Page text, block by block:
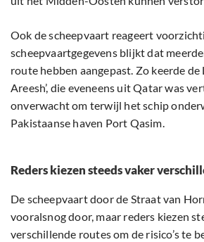
Ook de scheepvaart reageert
scheepvaartgegevens blijkt dat
route hebben aangepast. Zo keerde de
Areesh’, die eveneens uit Qatar was
onverwacht om terwijl het schip
Pakistaanse haven Port Qasim.
Reders kiezen steeds vaker
De scheepvaart door de Straat van
vooralsnog door, maar reders kiezen
verschillende routes om de risico’s te